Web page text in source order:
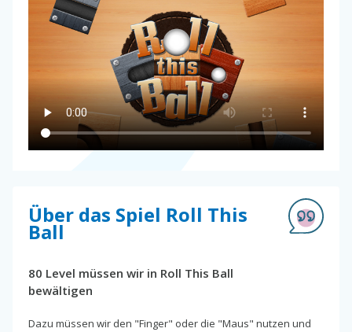
Über das Spiel Roll This
Ball
80 Level müssen wir in Roll This Ball
bewältigen
Dazu müssen wir den "Finger" oder die "Maus" nutzen und